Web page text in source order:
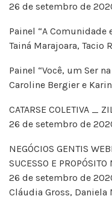
26 de setembro de
Painel “A
Tainá Marajoara, Tacio
Painel “Você, um Ser
Caroline Bergier e
CATARSE COLETIVA _
26 de setembro de
NEGÓCIOS GENTIS
SUCESSO E PROPÓSITO
26 de setembro de
Cláudia Gross, Daniela